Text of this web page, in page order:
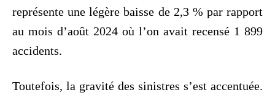
représente une légère baisse de 2,3 % par rapport
au mois d’août 2024 où l’on avait recensé 1 899
accidents.
Toutefois, la gravité des sinistres s’est accentuée.